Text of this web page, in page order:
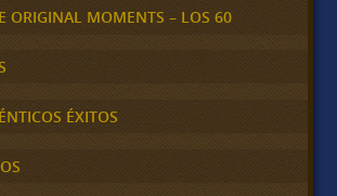
ORIGINAL MOMENTS – LOS 60
ÉXITOS